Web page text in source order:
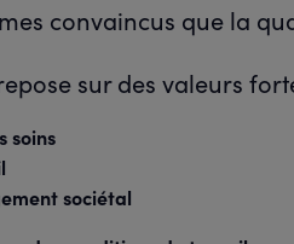
convaincus que la
sur des valeurs
soins
sociétal